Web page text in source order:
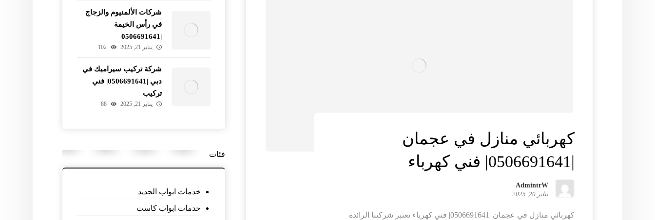
كهربائي منازل في عجمان
|0506691641| فني كهرباء
AdmintrW
يناير 20, 2025
كهربائي منازل في عجمان |0506691641| فني كهرباء تعتبر شركتنا الرائدة
شركات الألمنيوم والزجاج
في رأس الخيمة
|0506691641
يناير 21, 2025 102
شركة تركيب سيراميك في
دبي |0506691641| فني
تركيب
يناير 21, 2025 88
فئات
خدمات ابواب الحديد
خدمات ابواب كاست